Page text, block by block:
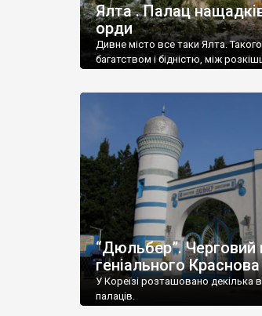
Ялта . Палац
орди
Дивне місто все таки Ялта.
багатством і бідністю, між
“Дюльбер”. Черговий
геніального Краснова
У Кореїзі розташовано декілька
палаців.